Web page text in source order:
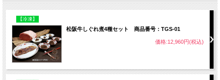
【冷凍】
松阪牛しぐれ煮4種セット 商品番号：TGS-01
価格:12,960円(税込)